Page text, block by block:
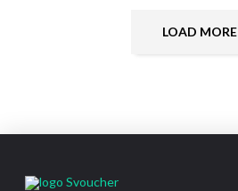
LOAD MORE